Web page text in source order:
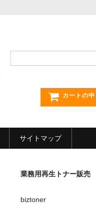
カートの中
サイトマップ
業務用再生トナー販売
biztoner